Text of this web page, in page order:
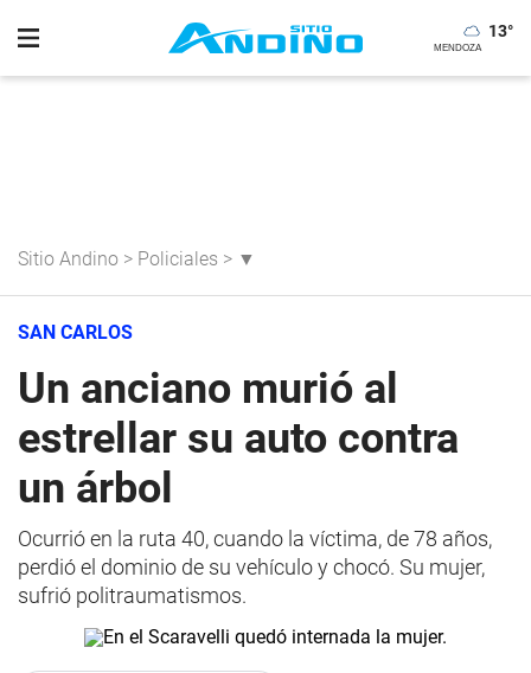
13°
Sitio Andino > Policiales > ▼
SAN CARLOS
Un anciano murió al
estrellar su auto contra
un árbol
Ocurrió en la ruta 40, cuando la víctima, de 78 años,
perdió el dominio de su vehículo y chocó. Su mujer,
sufrió politraumatismos.